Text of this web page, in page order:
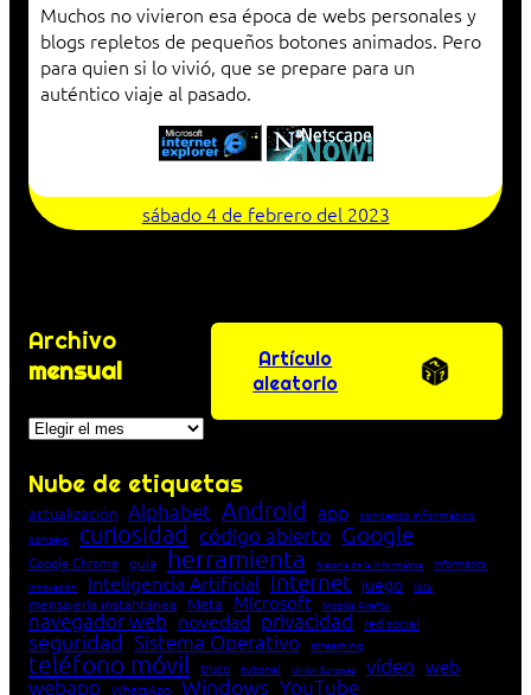
Muchos no vivieron esa época de webs personales y
blogs repletos de pequeños botones animados. Pero
para quien si lo vivió, que se prepare para un
auténtico viaje al pasado.
sábado 4 de febrero del 2023
Archivo
mensual
Archivos
Artículo
aleatorio
Nube de etiquetas
actualización Alphabet Android app concepto informático
consejo
curiosidad código abierto Google
Google Chrome guía herramienta historia de la Informática Informática
innovación Inteligencia Artificial Internet juego lista
mensajería instantánea Meta Microsoft Mozilla Firefox
navegador web novedad privacidad red social
seguridad Sistema Operativo streaming
teléfono móvil truco tutorial Unión Europea vídeo web
webapp WhatsApp Windows YouTube